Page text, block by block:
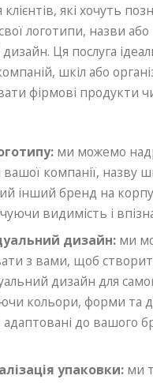
які хочуть
логотипи, назви або
Ця послуга
шкіл або
фірмові продукти
ми можемо
вашої компанії, назву
інший бренд на
видимість і
дизайн: ми
з вами, щоб
дизайн для
кольори, форми та
адаптовані до вашого
упаковки: ми